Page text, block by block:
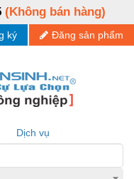
(Không bán hàng)
Đăng sản phẩm
ký
Dịch vụ